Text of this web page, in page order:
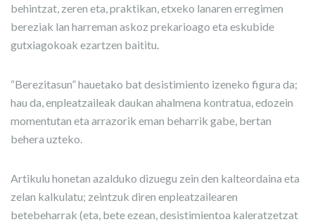
behintzat, zeren eta, praktikan, etxeko lanaren erregimen
bereziak lan harreman askoz prekarioago eta eskubide
gutxiagokoak ezartzen baititu.
“Berezitasun” hauetako bat desistimiento izeneko figura da;
hau da, enpleatzaileak daukan ahalmena kontratua, edozein
momentutan eta arrazorik eman beharrik gabe, bertan
behera uzteko.
Artikulu honetan azalduko dizuegu zein den kalteordaina eta
zelan kalkulatu; zeintzuk diren enpleatzailearen
betebeharrak (eta, bete ezean, desistimientoa kaleratzetzat